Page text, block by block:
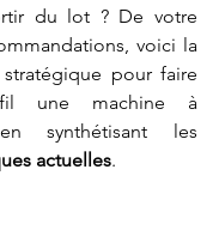
du lot ? De votre
voici la
pour faire
une machine à
actuelles.